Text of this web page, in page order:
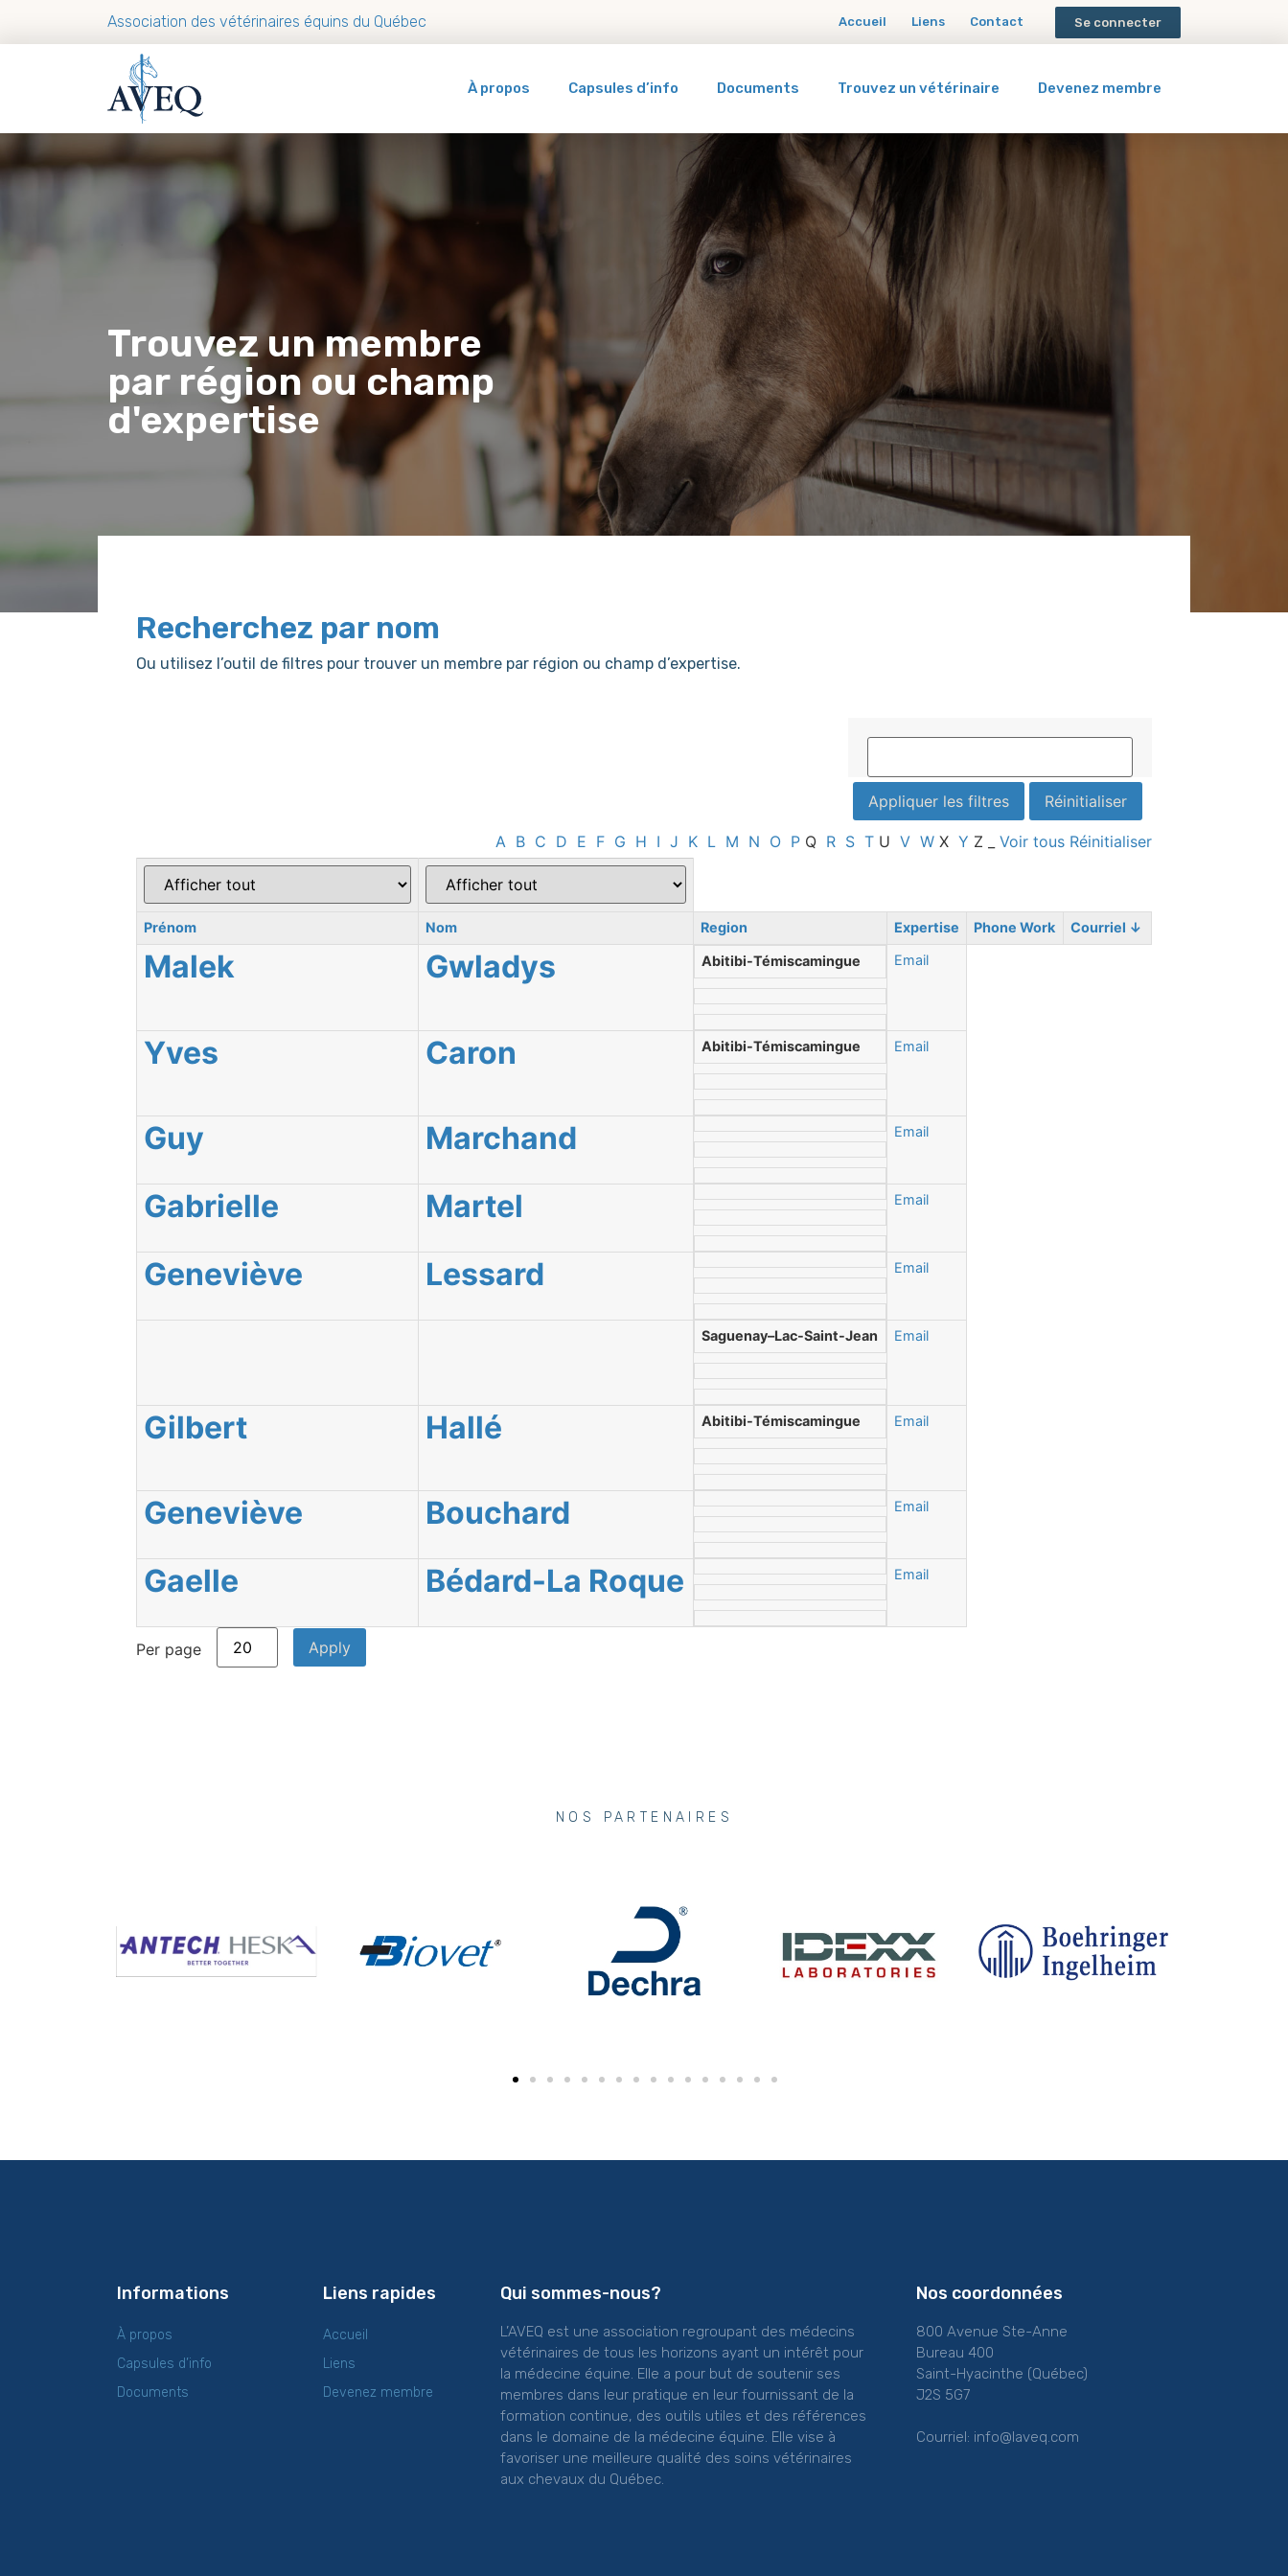
Association des vétérinaires équins du Québec Accueil Liens Contact Se connecter
À propos Capsules d’info Documents Trouvez un vétérinaire Devenez membre
Trouvez un membre
par région ou champ
d'expertise
Recherchez par nom
Ou utilisez l’outil de filtres pour trouver un membre par région ou champ d’expertise.
A B C D E F G H I J K L M N O P Q R S T U V W X Y Z Voir tous Réinitialiser
Prénom Nom Region Expertise Phone Work Courriel ↓
Malek Gwladys Abitibi-Témiscamingue Email
Yves Caron Abitibi-Témiscamingue Email
Guy Marchand Email
Gabrielle Martel Email
Geneviève Lessard Email
Saguenay–Lac-Saint-Jean Email
Gilbert Hallé Abitibi-Témiscamingue Email
Geneviève Bouchard Email
Gaelle Bédard-La Roque Email
Per page
NOS PARTENAIRES
Informations
À propos
Capsules d’info
Documents
Liens rapides
Accueil
Liens
Devenez membre
Qui sommes-nous?
L’AVEQ est une association regroupant des médecins
vétérinaires de tous les horizons ayant un intérêt pour
la médecine équine. Elle a pour but de soutenir ses
membres dans leur pratique en leur fournissant de la
formation continue, des outils utiles et des références
dans le domaine de la médecine équine. Elle vise à
favoriser une meilleure qualité des soins vétérinaires
aux chevaux du Québec.
Nos coordonnées
800 Avenue Ste-Anne
Bureau 400
Saint-Hyacinthe (Québec)
J2S 5G7
Courriel: info@laveq.com